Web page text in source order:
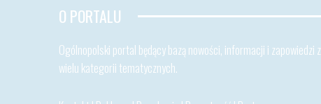
O PORTALU
Ogólnopolski portal będący bazą nowości, informacji i zapowiedzi z
wielu kategorii tematycznych.